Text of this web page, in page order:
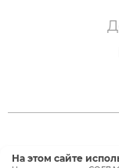
©
На этом сайте